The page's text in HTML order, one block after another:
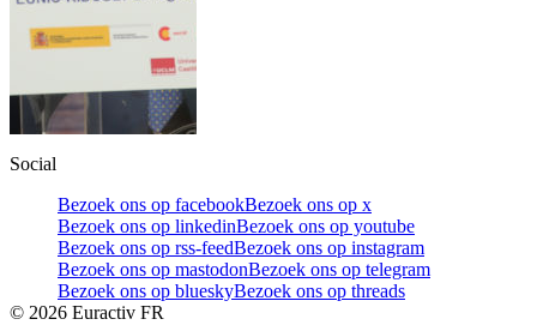
Social
Bezoek ons op facebookBezoek ons op x
Bezoek ons op linkedinBezoek ons op youtube
Bezoek ons op rss-feedBezoek ons op instagram
Bezoek ons op mastodonBezoek ons op telegram
Bezoek ons op blueskyBezoek ons op threads
© 2026 Euractiv FR